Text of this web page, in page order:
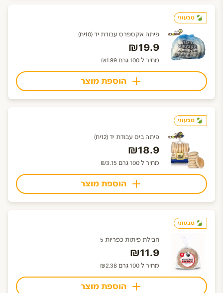
טבעוני
פיתה אקספרס עבודת יד (10יח)
₪19.9
מחיר ל 100 גרם ₪1.99
הוספת מוצר
טבעוני
פיתה ביס עבודת יד (12יח)
₪18.9
מחיר ל 100 גרם ₪3.15
הוספת מוצר
טבעוני
חבילת פיתות כפריות 5
₪11.9
מחיר ל 100 גרם ₪2.38
הוספת מוצר